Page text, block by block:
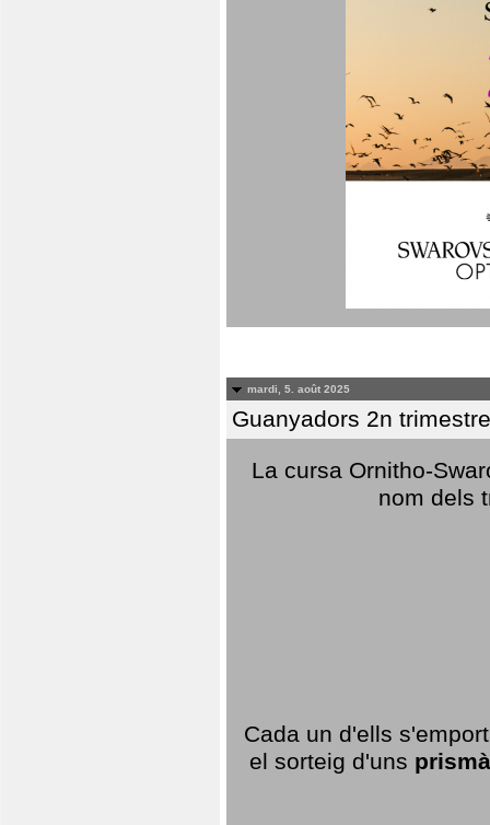
mardi, 5. août 2025
Guanyadors 2n
La cursa Ornitho-
nom dels
Cada un d'ells
el sorteig d'uns